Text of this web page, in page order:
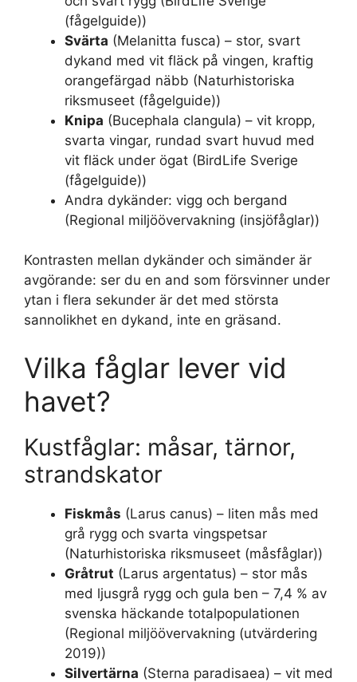
(fågelguide))
Svärta (Melanitta fusca) – stor, svart
dykand med vit fläck på vingen, kraftig
orangefärgad näbb (Naturhistoriska
riksmuseet (fågelguide))
Knipa (Bucephala clangula) – vit kropp,
svarta vingar, rundad svart huvud med
vit fläck under ögat (BirdLife Sverige
(fågelguide))
Andra dykänder: vigg och bergand
(Regional miljöövervakning (insjöfåglar))
Kontrasten mellan dykänder och simänder är
avgörande: ser du en and som försvinner under
ytan i flera sekunder är det med största
sannolikhet en dykand, inte en gräsand.
Vilka fåglar lever vid
havet?
Kustfåglar: måsar, tärnor,
strandskator
Fiskmås (Larus canus) – liten mås med
grå rygg och svarta vingspetsar
(Naturhistoriska riksmuseet (måsfåglar))
Gråtrut (Larus argentatus) – stor mås
med ljusgrå rygg och gula ben – 7,4 % av
svenska häckande totalpopulationen
(Regional miljöövervakning (utvärdering
2019))
Silvertärna (Sterna paradisaea) – vit med